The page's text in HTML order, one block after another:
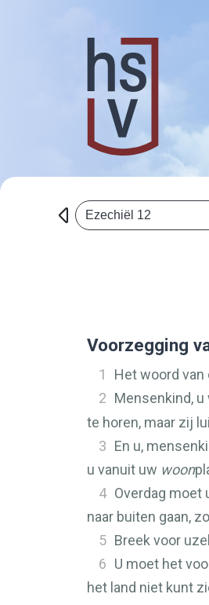
Ezechiël 12
Voorzegging
1 Het woord van
2 Mensenkind,
te horen, maar zij
3 En u,
u vanuit uw woon
4 Overdag moet
naar buiten gaan,
5 Breek voor
6 U moet het
het land niet kunt